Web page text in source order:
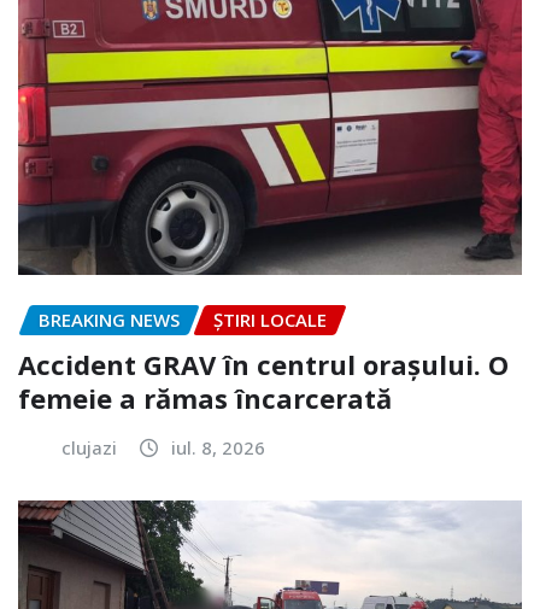
BREAKING NEWS ȘTIRI LOCALE
Accident GRAV în centrul orașului. O
femeie a rămas încarcerată
clujazi iul. 8, 2026